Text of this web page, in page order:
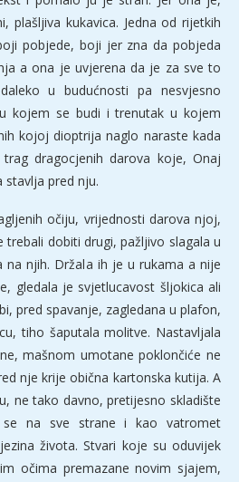
plašljiva kukavica. Jedna od rijetkih
pobjede, boji jer zna da pobjeda
a ona je uvjerena da je za sve to
u budućnosti pa nesvjesno
kojem se budi i trenutak u kojem
kojoj dioptrija naglo naraste kada
dragocjenih darova koje, Onaj
stavlja pred nju.
očiju, vrijednosti darova njoj,
dobiti drugi, pažljivo slagala u
na njih. Držala ih je u rukama a nije
gledala je svjetlucavost šljokica ali
pred spavanje, zagledana u plafon,
tiho šaputala molitve. Nastavljala
mašnom umotane poklončiće ne
nje krije obična kartonska kutija. A
ne tako davno, pretijesno skladište
se na sve strane i kao vatromet
života. Stvari koje su oduvijek
očima premazane novim sjajem,